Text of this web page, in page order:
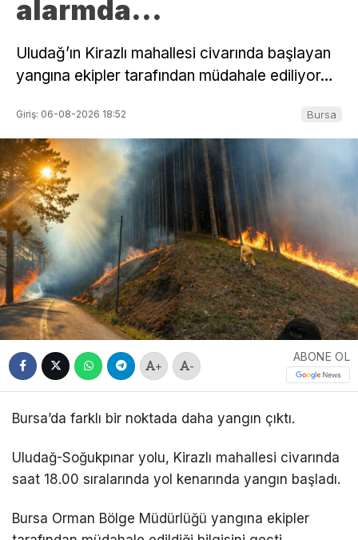
alarmda…
Uludağ’ın Kirazlı mahallesi civarında başlayan
yangına ekipler tarafından müdahale ediliyor…
Giriş: 06-08-2026 18:52 Bursa
+ -
ABONE OL
Bursa’da farklı bir noktada daha yangın çıktı.
Uludağ-Soğukpınar yolu, Kirazlı mahallesi civarında
saat 18.00 sıralarında yol kenarında yangın başladı.
Bursa Orman Bölge Müdürlüğü yangına ekipler